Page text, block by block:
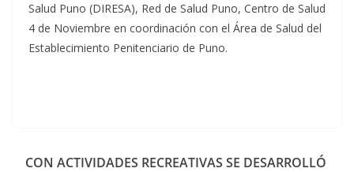
Salud Puno (DIRESA), Red de Salud Puno, Centro de Salud
4 de Noviembre en coordinación con el Área de Salud del
Establecimiento Penitenciario de Puno.
CON ACTIVIDADES RECREATIVAS SE DESARROLLÓ